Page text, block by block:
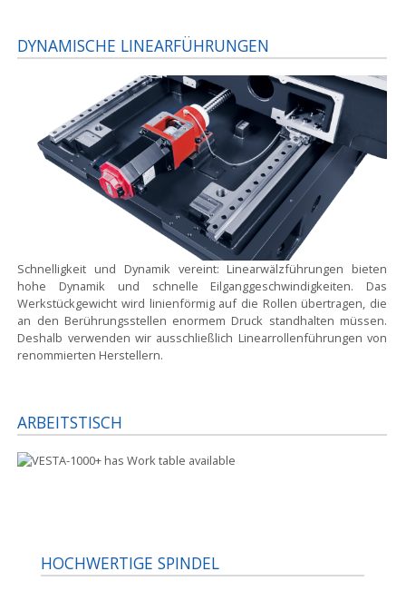
DYNAMISCHE LINEARFÜHRUNGEN
Schnelligkeit und Dynamik vereint: Linearwälzführungen bieten
hohe Dynamik und schnelle Eilganggeschwindigkeiten. Das
Werkstückgewicht wird linienförmig auf die Rollen übertragen, die
an den Berührungsstellen enormem Druck standhalten müssen.
Deshalb verwenden wir ausschließlich Linearrollenführungen von
renommierten Herstellern.
ARBEITSTISCH
HOCHWERTIGE SPINDEL